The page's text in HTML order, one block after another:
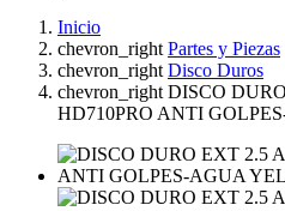
Inicio
chevron_right Partes y Piezas
chevron_right Disco Duros
chevron_right DISCO
HD710PRO ANTI